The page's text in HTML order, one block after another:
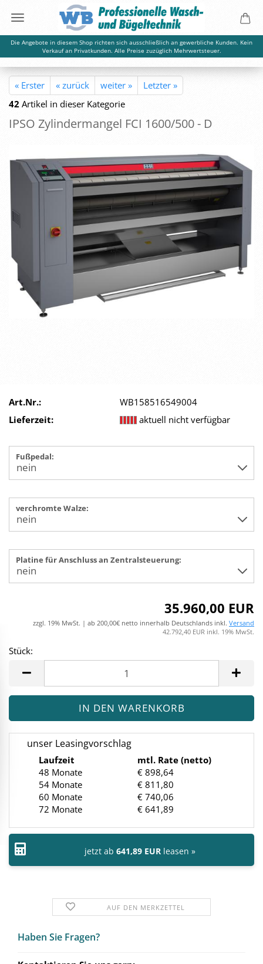
Die Angebote in diesem Shop richten sich ausschließlich an gewerbliche Kunden. Kein
Verkauf an Privatkunden. Alle Preise zuzüglich Mehrwertsteuer.
« Erster « zurück weiter »
Letzter »
42 Artikel in dieser Kategorie
IPSO Zy­lin­der­man­gel FCI 1600/500 - D
Art.Nr.:
WB158516549004
Lieferzeit:
aktuell nicht verfügbar
Fußpedal:
verchromte Walze:
Platine für Anschluss an Zentralsteuerung:
35.960,00 EUR
zzgl. 19% MwSt. | ab 200,00€ netto innerhalb Deutschlands inkl. Versand
42.792,40 EUR inkl. 19% MwSt.
Stück:
unser Leasingvorschlag
Laufzeit
mtl. Rate (netto)
48 Monate
€ 898,64
54 Monate
€ 811,80
60 Monate
€ 740,06
72 Monate
€ 641,89
jetzt ab 641,89 EUR leasen »
AUF DEN MERKZETTEL
Haben Sie Fra­gen?